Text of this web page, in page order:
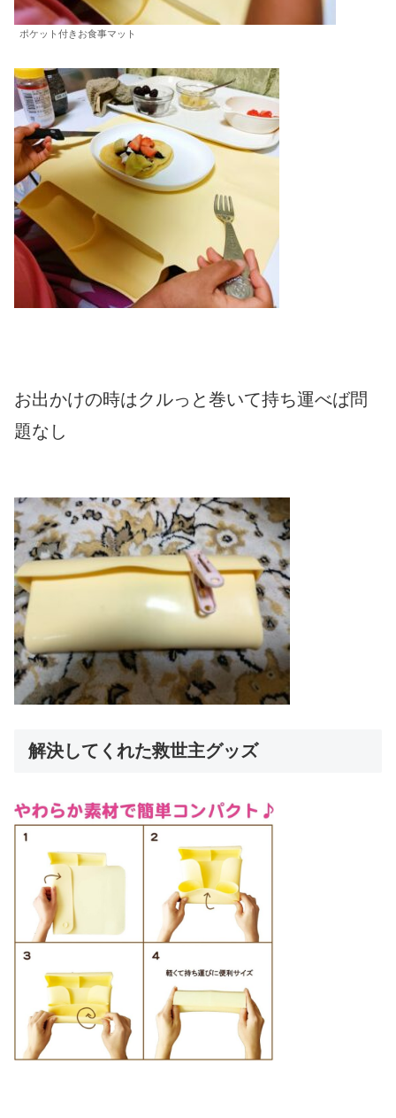
ポケット付きお食事マット
お出かけの時はクルっと巻いて持ち運べば問
題なし
解決してくれた救世主グッズ